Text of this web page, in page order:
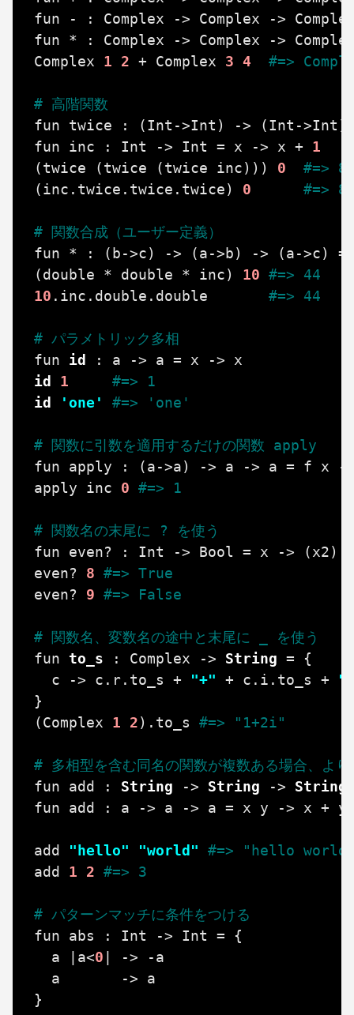
fun
- : Complex -> Complex ->
fun
* : Complex -> Complex ->
Complex
1 2 + Complex 3 4 #=>
# 高階関数
fun
twice : (Int ->Int ) -> (Int ->Int )
fun
inc : Int -> Int = x -> x +
1
(twice (twice (twice inc))) 0
#=>
(inc . twice . twice . twice) 0 #=> 8
# 関数合成（ユーザー定義）
fun
* : ( b->c) -> (a->b) -> (a->c)
=
(double * double * inc) 10 #=> 44
10 . inc . double . double #=> 44
# パラメトリック多相
fun
id : a -> a = x ->
x
id
1
#=> 1
id
'one' #=> 'one'
# 関数に引数を適用するだけの関数 apply
fun
apply : (a->a) -> a -> a = f x
-
apply
inc 0 #=> 1
# 関数名の末尾に ? を使う
fun
even? : Int -> Bool = x -> (x2)
even?
8 #=> True
even?
9 #=> False
# 関数名、変数名の途中と末尾に _ を使う
fun
to_s : Complex -> String =
{
c
-> c . r. to_s + "+" + c . i . to_s +
}
(Complex 1 2) . to_s #=> "1+2i"
# 多相型を含む同名の関数が複数ある場合、よ
fun
add : String -> String ->
String
fun
add : a -> a -> a = x y -> x + y
add "hello" "world"
#=> "hello
add
1 2 #=> 3
# パターンマッチに条件をつける
fun
abs : Int -> Int =
{
a
a<0 -> -a
a
->
a
}